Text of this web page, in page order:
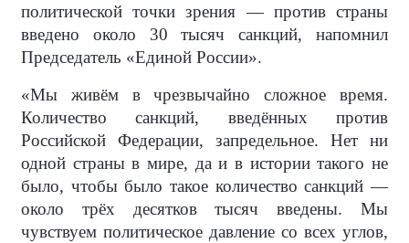
политической точки зрения — против страны
введено около 30 тысяч санкций, напомнил
Председатель «Единой России».
«Мы живём в чрезвычайно сложное время.
Количество санкций, введённых против
Российской Федерации, запредельное. Нет ни
одной страны в мире, да и в истории такого не
было, чтобы было такое количество санкций —
около трёх десятков тысяч введены. Мы
чувствуем политическое давление со всех углов,